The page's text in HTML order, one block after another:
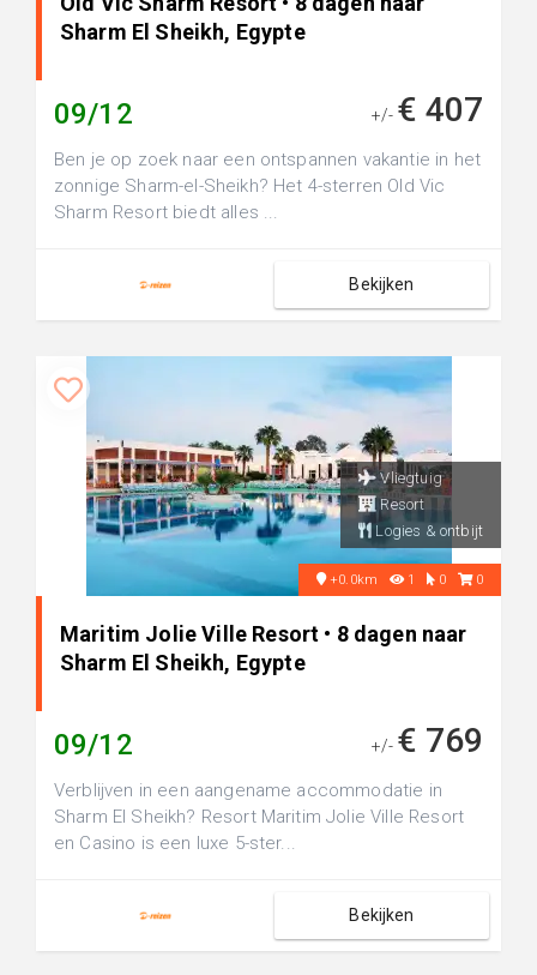
Sharm El Sheikh, Egypte
09/12 +/- € 407
Ben je op zoek naar een ontspannen vakantie in het
zonnige Sharm-el-Sheikh? Het 4-sterren Old Vic
Sharm Resort biedt alles ...
Bekijken
Vliegtuig
Resort
Logies & ontbijt
+0.0km 1 0 0
Maritim Jolie Ville Resort • 8 dagen naar
Sharm El Sheikh, Egypte
09/12 +/- € 769
Verblijven in een aangename accommodatie in
Sharm El Sheikh? Resort Maritim Jolie Ville Resort
en Casino is een luxe 5-ster...
Bekijken